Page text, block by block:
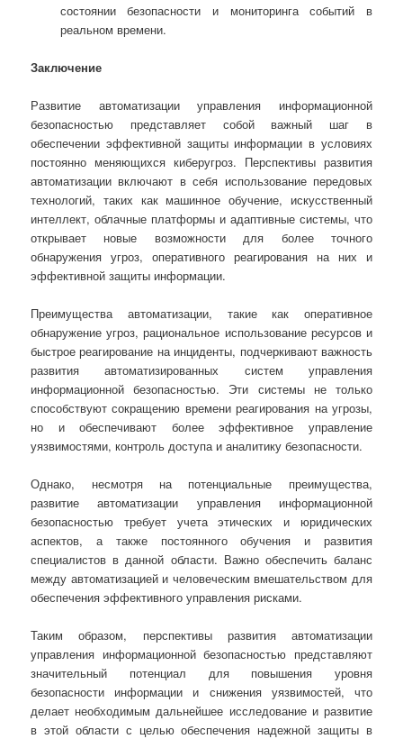
состоянии безопасности и мониторинга событий в
реальном времени.
Заключение
Развитие автоматизации управления информационной
безопасностью представляет собой важный шаг в
обеспечении эффективной защиты информации в условиях
постоянно меняющихся киберугроз. Перспективы развития
автоматизации включают в себя использование передовых
технологий, таких как машинное обучение, искусственный
интеллект, облачные платформы и адаптивные системы, что
открывает новые возможности для более точного
обнаружения угроз, оперативного реагирования на них и
эффективной защиты информации.
Преимущества автоматизации, такие как оперативное
обнаружение угроз, рациональное использование ресурсов и
быстрое реагирование на инциденты, подчеркивают важность
развития автоматизированных систем управления
информационной безопасностью. Эти системы не только
способствуют сокращению времени реагирования на угрозы,
но и обеспечивают более эффективное управление
уязвимостями, контроль доступа и аналитику безопасности.
Однако, несмотря на потенциальные преимущества,
развитие автоматизации управления информационной
безопасностью требует учета этических и юридических
аспектов, а также постоянного обучения и развития
специалистов в данной области. Важно обеспечить баланс
между автоматизацией и человеческим вмешательством для
обеспечения эффективного управления рисками.
Таким образом, перспективы развития автоматизации
управления информационной безопасностью представляют
значительный потенциал для повышения уровня
безопасности информации и снижения уязвимостей, что
делает необходимым дальнейшее исследование и развитие
в этой области с целью обеспечения надежной защиты в